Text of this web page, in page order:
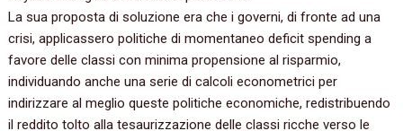
La sua proposta di soluzione era che i governi, di fronte ad una
crisi, applicassero politiche di momentaneo deficit spending a
favore delle classi con minima propensione al risparmio,
individuando anche una serie di calcoli econometrici per
indirizzare al meglio queste politiche economiche, redistribuendo
il reddito tolto alla tesaurizzazione delle classi ricche verso le